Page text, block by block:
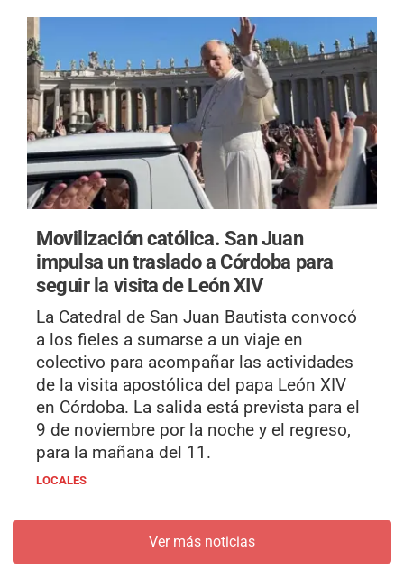
Movilización católica. San Juan
impulsa un traslado a Córdoba para
seguir la visita de León XIV
La Catedral de San Juan Bautista convocó
a los fieles a sumarse a un viaje en
colectivo para acompañar las actividades
de la visita apostólica del papa León XIV
en Córdoba. La salida está prevista para el
9 de noviembre por la noche y el regreso,
para la mañana del 11.
LOCALES
Ver más noticias